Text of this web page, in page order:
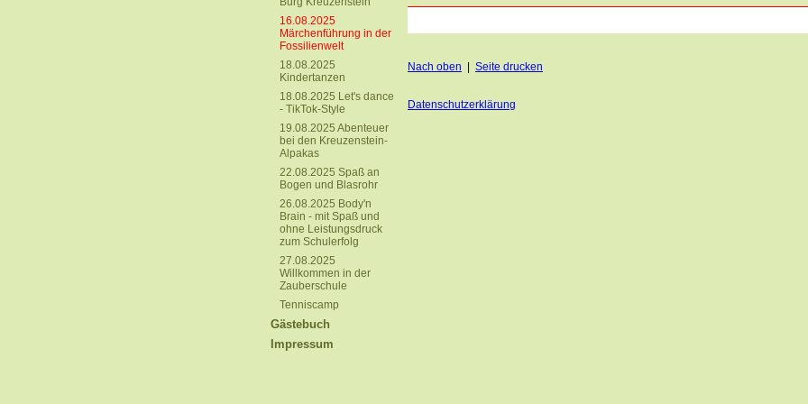
16.08.2025
Märchenführung in der
Fossilienwelt
18.08.2025
Kindertanzen
18.08.2025 Let's dance
- TikTok-Style
19.08.2025 Abenteuer
bei den Kreuzenstein-
Alpakas
22.08.2025 Spaß an
Bogen und Blasrohr
26.08.2025 Body'n
Brain - mit Spaß und
ohne Leistungsdruck
zum Schulerfolg
27.08.2025
Willkommen in der
Zauberschule
Tenniscamp
Gästebuch
Impressum
Nach oben | Seite drucken
Datenschutzerklärung